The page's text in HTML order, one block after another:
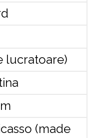
lucratoare)
(made